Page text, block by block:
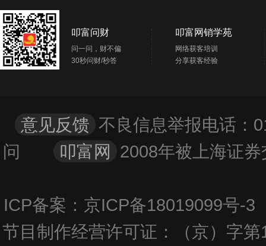
叩富问财
问一问，财不偏
30秒问财/秒答
叩富网销学苑
网络获客培训
分享获客经验
意见反馈 不良信息举报电话
问
叩富网 2008年被上海证
ICP备案：京ICP备18019099
节目制作经营许可证：（京）